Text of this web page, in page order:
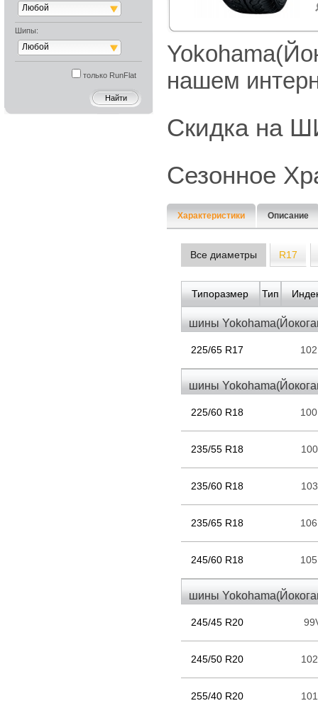
Любой
Шипы:
Любой
только RunFlat
нашем
Скидка на
Сезонное
Характеристики Описание
Все диаметры R17
Типоразмер Тип
шины
225/65 R17
шины
225/60 R18
235/55 R18
235/60 R18
235/65 R18
245/60 R18
шины
245/45 R20
245/50 R20
255/40 R20